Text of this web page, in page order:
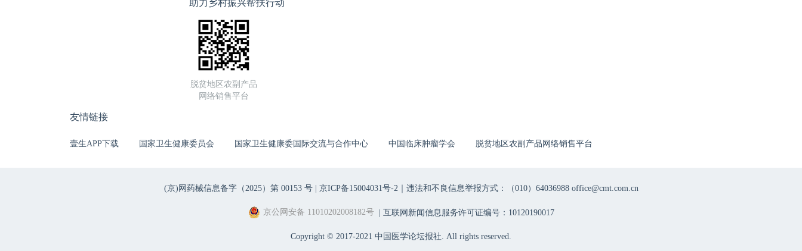
助力乡村振兴帮扶行动
脱贫地区农副产品
网络销售平台
友情链接
壹生APP下载 国家卫生健康委员会 国家卫生健康委国际交流与合作中心 中国临床肿瘤学会 脱贫地区农副产品网络销售平台
(京)网药械信息备字（2025）第 00153 号 | 京ICP备15004031号-2｜违法和不良信息举报方式：（010）64036988 office@cmt.com.cn
京公网安备 11010202008182号| 互联网新闻信息服务许可证编号：10120190017
Copyright © 2017-2021 中国医学论坛报社. All rights reserved.